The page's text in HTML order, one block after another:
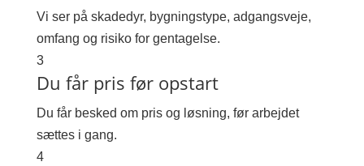
Vi ser på skadedyr, bygningstype, adgangsveje,
omfang og risiko for gentagelse.
3
Du får pris før opstart
Du får besked om pris og løsning, før arbejdet
sættes i gang.
4